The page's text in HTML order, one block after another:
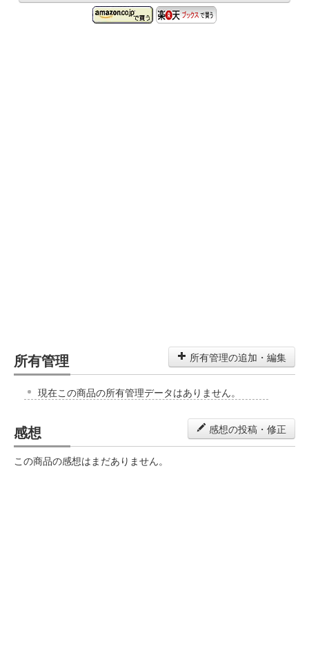
所有管理 所有管理の追加・編集
現在この商品の所有管理データはありません。
感想 感想の投稿・修正
この商品の感想はまだありません。